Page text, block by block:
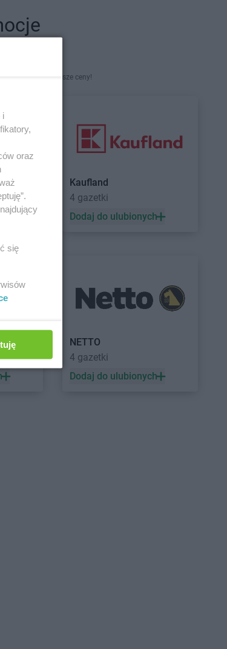
promocje i najniższe ceny!
Kaufland
4 gazetki
Dodaj do ulubionych
NETTO
4 gazetki
Dodaj do ulubionych
i
oraz
się